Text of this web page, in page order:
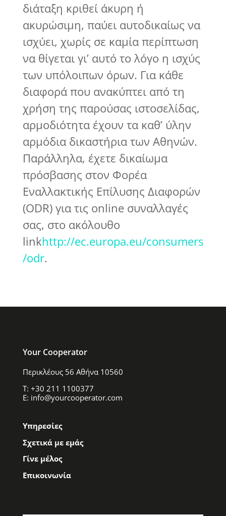
διάταξη κριθεί άκυρη ή
ακυρώσιμη, παύει αυτοδικαίως να
ισχύει, χωρίς σε καμία περίπτωση
να θίγεται γι’ αυτό το λόγο η ισχύς
των υπόλοιπων όρων. Για κάθε
διαφορά που ανακύπτει από τη
χρήση της παρούσας ιστοσελίδας,
αρμοδιότητα έχουν τα καθ’ ύλην
αρμόδια δικαστήρια των Αθηνών.
Παράλληλα, έχετε δικαίωμα
πρόσβασης στον Φορέα
Εναλλακτικής Επίλυσης Διαφορών
(ODR) για τις online συναλλαγές
σας, στο ακόλουθο
linkhttp://ec.europa.eu/consumers
/odr.
Your Cooperator
Περικλέους 56 Αθήνα 10560
T: +30 211 1100377
E: info@yourcooperator.com
Υπηρεσίες
Σχετικά με εμάς
Γίνε μέλος
Επικοινωνία